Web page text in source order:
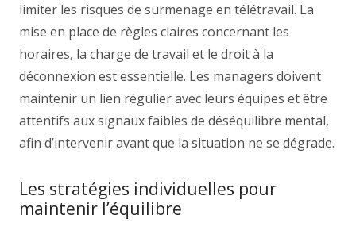
limiter les risques de surmenage en télétravail. La
mise en place de règles claires concernant les
horaires, la charge de travail et le droit à la
déconnexion est essentielle. Les managers doivent
maintenir un lien régulier avec leurs équipes et être
attentifs aux signaux faibles de déséquilibre mental,
afin d’intervenir avant que la situation ne se dégrade.
Les stratégies individuelles pour
maintenir l’équilibre